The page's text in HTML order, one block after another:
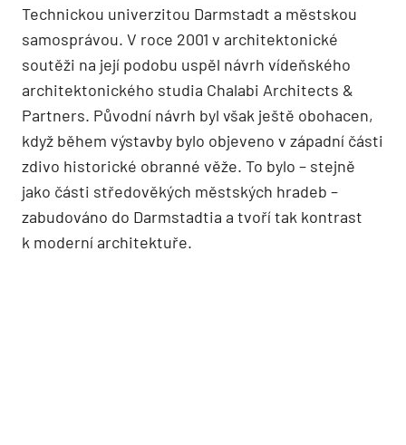
Technickou univerzitou Darmstadt a městskou
samosprávou. V roce 2001 v architektonické
soutěži na její podobu uspěl návrh vídeňského
architektonického studia Chalabi Architects &
Partners. Původní návrh byl však ještě obohacen,
když během výstavby bylo objeveno v západní části
zdivo historické obranné věže. To bylo – stejně
jako části středověkých městských hradeb –
zabudováno do Darmstadtia a tvoří tak kontrast
k moderní architektuře.